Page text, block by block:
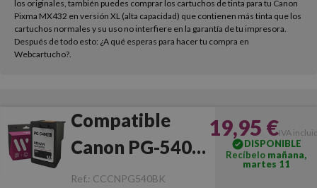
los originales, también puedes comprar los cartuchos de tinta para tu Canon
Pixma MX432 en versión XL (alta capacidad) que contienen más tinta que los
cartuchos normales y su uso no interfiere en la garantía de tu impresora.
Después de todo esto: ¿A qué esperas para hacer tu compra en
Webcartucho?.
Compatible
Canon PG-540XL
Negro
Ref.: CCCNPG540BK
19,95 €IVA
DISPONIBLE
Recíbelo mañana,
martes 11